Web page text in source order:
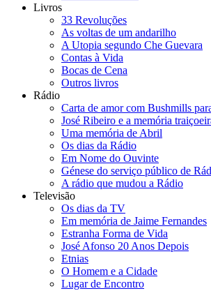
Livros
33 Revoluções
As voltas de um andarilho
A Utopia segundo Che Guevara
Contas à Vida
Bocas de Cena
Outros livros
Rádio
Carta de amor com Bushmills
José Ribeiro e a memória
Uma memória de Abril
Os dias da Rádio
Em Nome do Ouvinte
Génese do serviço público de
A rádio que mudou a Rádio
Televisão
Os dias da TV
Em memória de Jaime Fernandes
Estranha Forma de Vida
José Afonso 20 Anos Depois
Etnias
O Homem e a Cidade
Lugar de Encontro